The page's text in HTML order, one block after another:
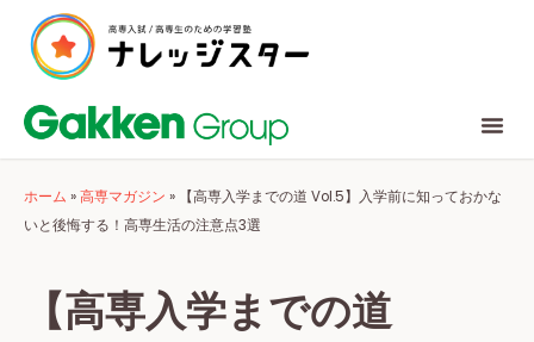
ホーム »高専マガジン »
【高専入学までの道 Vol.5】入学前に知っておかな
いと後悔する！高専生活の注意点3選
【高専入学までの道